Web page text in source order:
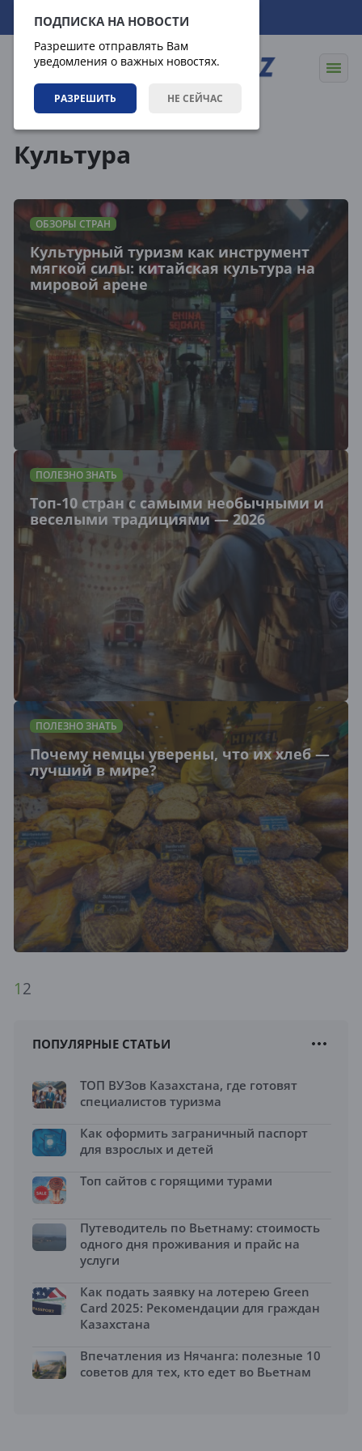
ПОДПИСКА НА НОВОСТИ
Разрешите отправлять Вам
уведомления о важных новостях.
РАЗРЕШИТЬ НЕ СЕЙЧАС
08.08.2026 13:08:02
Культура
ОБЗОРЫ СТРАН
Культурный туризм как инструмент
мягкой силы: китайская культура на
мировой арене
ПОЛЕЗНО ЗНАТЬ
Топ-10 стран с самыми необычными и
веселыми традициями — 2026
ПОЛЕЗНО ЗНАТЬ
Почему немцы уверены, что их хлеб —
лучший в мире?
12
ПОПУЛЯРНЫЕ СТАТЬИ
ТОП ВУЗов Казахстана, где готовят
специалистов туризма
Как оформить заграничный паспорт
для взрослых и детей
Топ сайтов с горящими турами
Путеводитель по Вьетнаму: стоимость
одного дня проживания и прайс на
услуги
Как подать заявку на лотерею Green
Card 2025: Рекомендации для граждан
Казахстана
Впечатления из Нячанга: полезные 10
советов для тех, кто едет во Вьетнам